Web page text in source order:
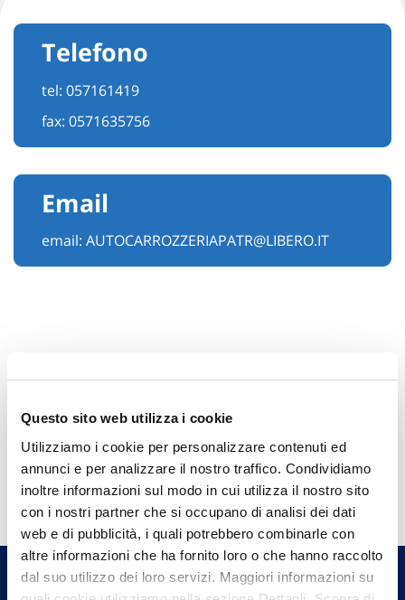
Questo sito web utilizza i cookie
Utilizziamo i cookie per personalizzare contenuti ed
annunci e per analizzare il nostro traffico. Condividiamo
inoltre informazioni sul modo in cui utilizza il nostro sito
con i nostri partner che si occupano di analisi dei dati
web e di pubblicità, i quali potrebbero combinarle con
altre informazioni che ha fornito loro o che hanno raccolto
dal suo utilizzo dei loro servizi. Maggiori informazioni su
Telefono
tel: 057161419
fax: 0571635756
Email
email: AUTOCARROZZERIAPATR@LIBERO.IT
Hai bisogno di
informazioni?
Trova l'Agenzia più vicina a te e parla con
un nostro Agente.